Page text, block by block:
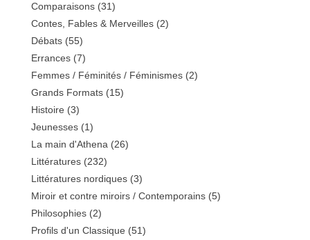
Comparaisons(31)
Contes, Fables & Merveilles(2)
Débats(55)
Errances(7)
Femmes / Féminités / Féminismes(2)
Grands Formats(15)
Histoire (3)
Jeunesses(1)
La main d'Athena (26)
Littératures(232)
Littératures nordiques(3)
Miroir et contre miroirs / Contemporains(5)
Philosophies(2)
Profils d'un Classique (51)